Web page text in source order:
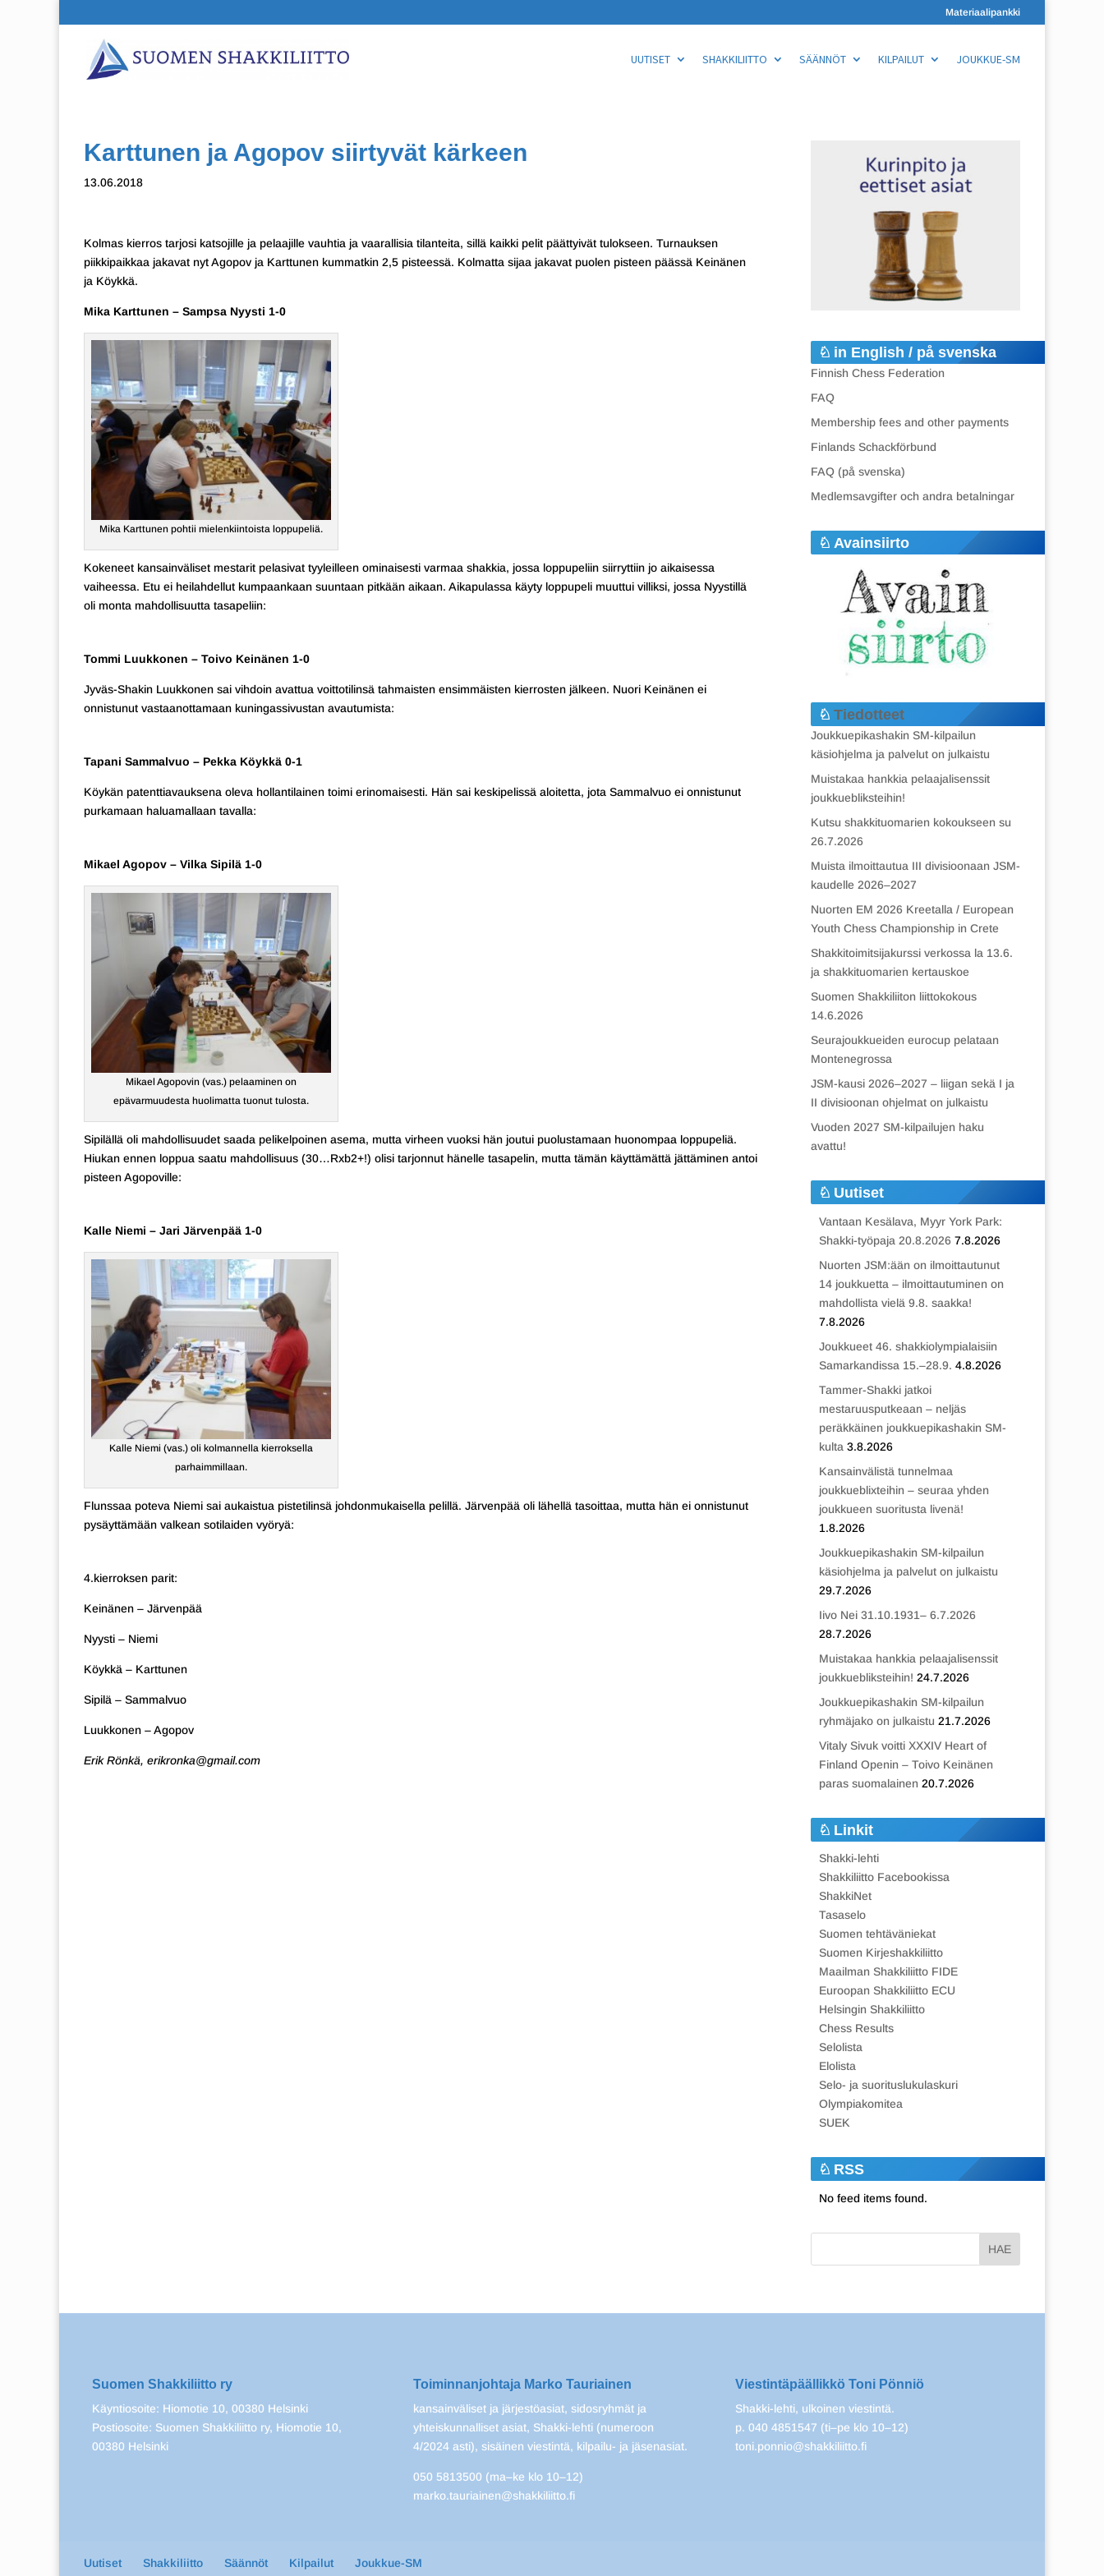
Materiaalipankki
UUTISET SHAKKILIITTO SÄÄNNÖT KILPAILUT JOUKKUE-SM
Karttunen ja Agopov siirtyvät kärkeen
13.06.2018
Kolmas kierros tarjosi katsojille ja pelaajille vauhtia ja vaarallisia tilanteita, sillä kaikki pelit päättyivät tulokseen. Turnauksen
piikkipaikkaa jakavat nyt Agopov ja Karttunen kummatkin 2,5 pisteessä. Kolmatta sijaa jakavat puolen pisteen päässä Keinänen
ja Köykkä.
Mika Karttunen – Sampsa Nyysti 1-0
Mika Karttunen pohtii mielenkiintoista loppupeliä.
Kokeneet kansainväliset mestarit pelasivat tyyleilleen ominaisesti varmaa shakkia, jossa loppupeliin siirryttiin jo aikaisessa
vaiheessa. Etu ei heilahdellut kumpaankaan suuntaan pitkään aikaan. Aikapulassa käyty loppupeli muuttui villiksi, jossa Nyystillä
oli monta mahdollisuutta tasapeliin:
Tommi Luukkonen – Toivo Keinänen 1-0
Jyväs-Shakin Luukkonen sai vihdoin avattua voittotilinsä tahmaisten ensimmäisten kierrosten jälkeen. Nuori Keinänen ei
onnistunut vastaanottamaan kuningassivustan avautumista:
Tapani Sammalvuo – Pekka Köykkä 0-1
Köykän patenttiavauksena oleva hollantilainen toimi erinomaisesti. Hän sai keskipelissä aloitetta, jota Sammalvuo ei onnistunut
purkamaan haluamallaan tavalla:
Mikael Agopov – Vilka Sipilä 1-0
Mikael Agopovin (vas.) pelaaminen on
epävarmuudesta huolimatta tuonut tulosta.
Sipilällä oli mahdollisuudet saada pelikelpoinen asema, mutta virheen vuoksi hän joutui puolustamaan huonompaa loppupeliä.
Hiukan ennen loppua saatu mahdollisuus (30…Rxb2+!) olisi tarjonnut hänelle tasapelin, mutta tämän käyttämättä jättäminen antoi
pisteen Agopoville:
Kalle Niemi – Jari Järvenpää 1-0
Kalle Niemi (vas.) oli kolmannella kierroksella
parhaimmillaan.
Flunssaa poteva Niemi sai aukaistua pistetilinsä johdonmukaisella pelillä. Järvenpää oli lähellä tasoittaa, mutta hän ei onnistunut
pysäyttämään valkean sotilaiden vyöryä:
4.kierroksen parit:
Keinänen – Järvenpää
Nyysti – Niemi
Köykkä – Karttunen
Sipilä – Sammalvuo
Luukkonen – Agopov
Erik Rönkä, erikronka@gmail.com
in English / på svenska
Finnish Chess Federation
FAQ
Membership fees and other payments
Finlands Schackförbund
FAQ (på svenska)
Medlemsavgifter och andra betalningar
Avainsiirto
Tiedotteet
Joukkuepikashakin SM-kilpailun
käsiohjelma ja palvelut on julkaistu
Muistakaa hankkia pelaajalisenssit
joukkuebliksteihin!
Kutsu shakkituomarien kokoukseen su
26.7.2026
Muista ilmoittautua III divisioonaan JSM-
kaudelle 2026–2027
Nuorten EM 2026 Kreetalla / European
Youth Chess Championship in Crete
Shakkitoimitsijakurssi verkossa la 13.6.
ja shakkituomarien kertauskoe
Suomen Shakkiliiton liittokokous
14.6.2026
Seurajoukkueiden eurocup pelataan
Montenegrossa
JSM-kausi 2026–2027 – liigan sekä I ja
II divisioonan ohjelmat on julkaistu
Vuoden 2027 SM-kilpailujen haku
avattu!
Uutiset
Vantaan Kesälava, Myyr York Park:
Shakki-työpaja 20.8.2026 7.8.2026
Nuorten JSM:ään on ilmoittautunut
14 joukkuetta – ilmoittautuminen on
mahdollista vielä 9.8. saakka!
7.8.2026
Joukkueet 46. shakkiolympialaisiin
Samarkandissa 15.–28.9. 4.8.2026
Tammer-Shakki jatkoi
mestaruusputkeaan – neljäs
peräkkäinen joukkuepikashakin SM-
kulta 3.8.2026
Kansainvälistä tunnelmaa
joukkueblixteihin – seuraa yhden
joukkueen suoritusta livenä!
1.8.2026
Joukkuepikashakin SM-kilpailun
käsiohjelma ja palvelut on julkaistu
29.7.2026
Iivo Nei 31.10.1931– 6.7.2026
28.7.2026
Muistakaa hankkia pelaajalisenssit
joukkuebliksteihin! 24.7.2026
Joukkuepikashakin SM-kilpailun
ryhmäjako on julkaistu 21.7.2026
Vitaly Sivuk voitti XXXIV Heart of
Finland Openin – Toivo Keinänen
paras suomalainen 20.7.2026
Linkit
Shakki-lehti
Shakkiliitto Facebookissa
ShakkiNet
Tasaselo
Suomen tehtäväniekat
Suomen Kirjeshakkiliitto
Maailman Shakkiliitto FIDE
Euroopan Shakkiliitto ECU
Helsingin Shakkiliitto
Chess Results
Selolista
Elolista
Selo- ja suorituslukulaskuri
Olympiakomitea
SUEK
RSS
No feed items found.
Suomen Shakkiliitto ry
Käyntiosoite: Hiomotie 10, 00380 Helsinki
Postiosoite: Suomen Shakkiliitto ry, Hiomotie 10,
00380 Helsinki
Toiminnanjohtaja Marko Tauriainen
kansainväliset ja järjestöasiat, sidosryhmät ja
yhteiskunnalliset asiat, Shakki-lehti (numeroon
4/2024 asti), sisäinen viestintä, kilpailu- ja jäsenasiat.
050 5813500 (ma–ke klo 10–12)
marko.tauriainen@shakkiliitto.fi
Viestintäpäällikkö Toni Pönniö
Shakki-lehti, ulkoinen viestintä.
p. 040 4851547 (ti–pe klo 10–12)
toni.ponnio@shakkiliitto.fi
Uutiset Shakkiliitto Säännöt Kilpailut Joukkue-SM